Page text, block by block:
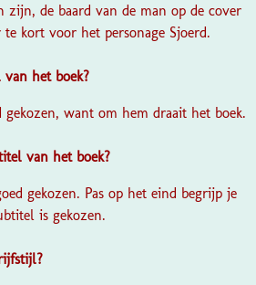
zijn, de baard van de man op de cover
kort voor het personage Sjoerd.
het boek?
want om hem draait het boek.
van het boek?
gekozen. Pas op het eind begrijp je
is gekozen.